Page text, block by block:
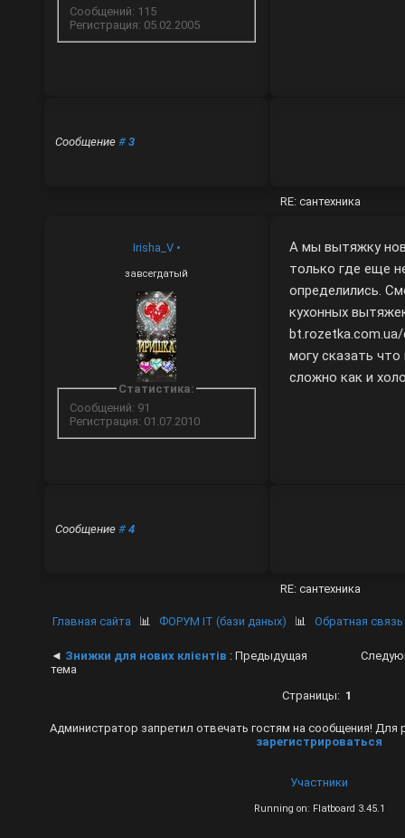
Сообщений: 115
Регистрация: 05.02.2005
Сообщение#3
RE: сантехника
Irisha_V •
завсегдатый
Статистика:
Сообщений: 91
Регистрация: 01.07.2010
А мы вытяжку
только где еще
определились.
кухонных
могу сказать
сложно как и
Сообщение#4
RE: сантехника
Главная сайта 📊 ФОРУМ IT (бази даных) 📊Обратная связь
◄ Знижки для нових клієнтів : Предыдущая
тема
Страницы: 1
Администратор запретил отвечать гостям на сообщения! Для
зарегистрироваться
Участники
Running on: Flatboard 3.45.1